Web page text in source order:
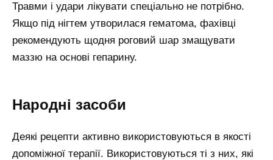
Травми і удари лікувати спеціально не потрібно.
Якщо під нігтем утворилася гематома, фахівці
рекомендують щодня роговий шар змащувати
маззю на основі гепарину.
Народні засоби
Деякі рецепти активно використовуються в якості
допоміжної терапії. Використовуються ті з них, які